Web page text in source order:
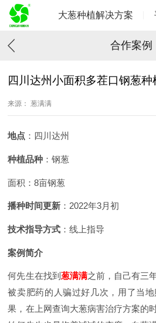
大葱种植解决方案
合作案例
四川达州小面积多茬口钢葱种
来源： 葱满满
地点 ：四川达州
种植品种 ：钢葱
面积：8亩钢葱
播种时间更新 ：2022年3月初
技术指导方式 ：线上指导
案例简介
何先生在找到 葱满满之前，自己有三
被卖肥药的人骗过好几次，用了当
果，在上网查询大葱病害治疗方案的